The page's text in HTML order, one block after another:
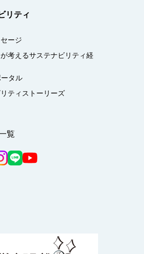
リティ
ージ
考えるサステナビリティ経
タル
ティストーリーズ
覧